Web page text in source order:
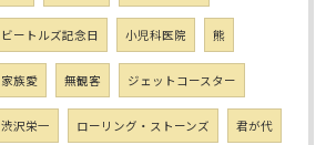
ビートルズ記念日 小児科医院 熊
家族愛 無観客 ジェットコースター
渋沢栄一 ローリング・ストーンズ 君が代